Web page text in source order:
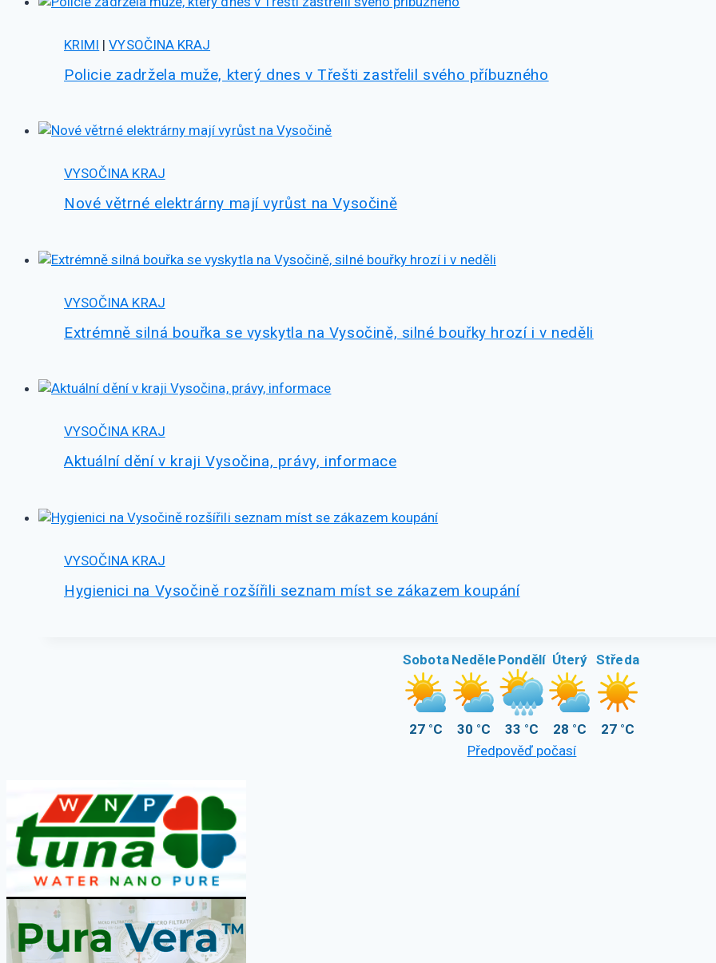
KRIMI |VYSOČINA KRAJ
Policie zadržela muže, který dnes v Třešti zastřelil svého příbuzného
VYSOČINA KRAJ
Nové větrné elektrárny mají vyrůst na Vysočině
VYSOČINA KRAJ
Extrémně silná bouřka se vyskytla na Vysočině, silné bouřky hrozí i v neděli
VYSOČINA KRAJ
Aktuální dění v kraji Vysočina, právy, informace
VYSOČINA KRAJ
Hygienici na Vysočině rozšířili seznam míst se zákazem koupání
Sobota
27 °C
Neděle
30 °C
Pondělí
33 °C
Úterý
28 °C
Středa
27 °C
Předpověď počasí